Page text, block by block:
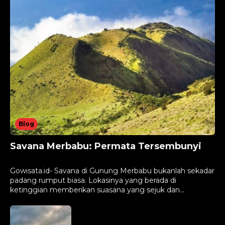
Blog
Savana Merbabu: Permata Tersembunyi
Gowisata.id- Savana di Gunung Merbabu bukanlah sekadar
padang rumput biasa. Lokasinya yang berada di
ketinggian memberikan suasana yang sejuk dan...